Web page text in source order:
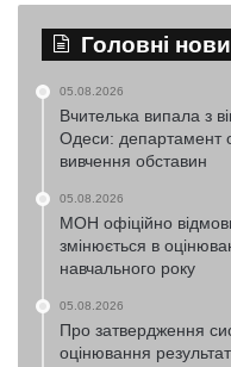
Головні
05.08.2026
Вчителька випала з
Одеси: департамент
вивчення обставин
05.08.2026
МОН офіційно
змінюється в
навчального року
05.08.2026
Про затвердження
оцінювання